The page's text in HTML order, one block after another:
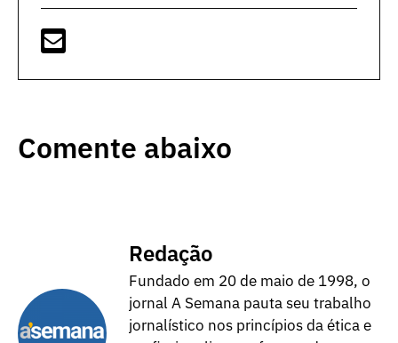
Comente abaixo
Redação
Fundado em 20 de maio de 1998, o
jornal A Semana pauta seu trabalho
jornalístico nos princípios da ética e